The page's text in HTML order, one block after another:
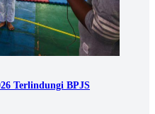
Terlindungi BPJS